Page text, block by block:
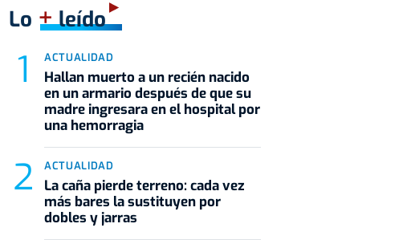
Lo +leído
ACTUALIDAD
Hallan muerto a un recién nacido
en un armario después de que su
madre ingresara en el hospital por
una hemorragia
ACTUALIDAD
La caña pierde terreno: cada vez
más bares la sustituyen por
dobles y jarras